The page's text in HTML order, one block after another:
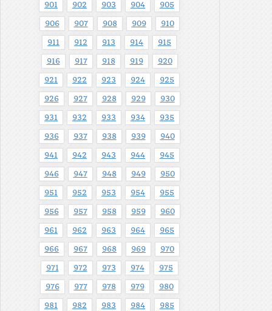
901 902 903 904 905
906 907 908 909 910
911 912 913 914 915
916 917 918 919 920
921 922 923 924 925
926 927 928 929 930
931 932 933 934 935
936 937 938 939 940
941 942 943 944 945
946 947 948 949 950
951 952 953 954 955
956 957 958 959 960
961 962 963 964 965
966 967 968 969 970
971 972 973 974 975
976 977 978 979 980
981 982 983 984 985